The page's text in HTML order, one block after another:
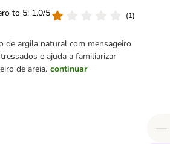
to 5: 1.0/5
(1)
de argila natural com mensageiro
e ajuda a familiarizar
de areia. continuar